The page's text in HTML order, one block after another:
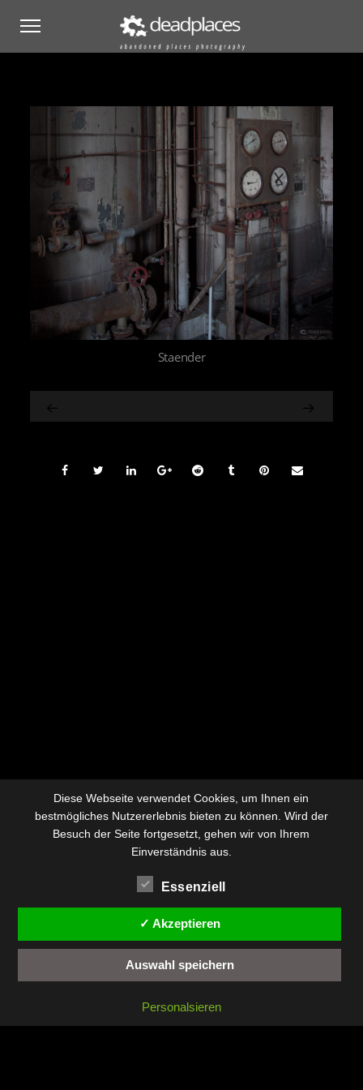
Staender
Diese Webseite verwendet Cookies, um Ihnen ein
bestmögliches Nutzererlebnis bieten zu können. Wird der
Besuch der Seite fortgesetzt, gehen wir von Ihrem
Einverständnis aus.
Essenziell
✓ Akzeptieren
Auswahl speichern
Personalsieren